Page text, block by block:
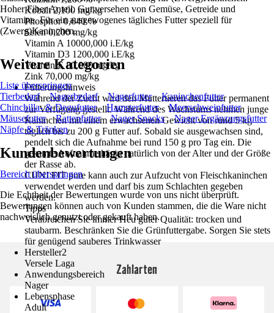
Kobalt 2,100 mg/kg
Phosphor 0,640 %
Selen 0,200 mg/kg
Vitamin A 10000,000 i.E/kg
Vitamin D3 1200,000 i.E/kg
Vitamin E 80,000 mg/kg
Zink 70,000 mg/kg
Fütterungshinweis
Während der Zucht wird den Muttertieren das Futter permanent
zur Verfügung gestellt. Während des Wachstums nehmen junge
Kaninchen mit einem erwachsenen Gewicht von rund 5 kg
täglich bis zu 200 g Futter auf. Sobald sie ausgewachsen sind,
pendelt sich die Aufnahme bei rund 150 g pro Tag ein. Die
gesamte Aufnahme hängt natürlich von der Alter und der Größe
der Rasse ab.
CUNI FIT pure kann auch zur Aufzucht von Fleischkaninchen
verwendet werden und darf bis zum Schlachten gegeben
werden.
Tipps
Verabreichen Sie immer Heu guter Qualität: trocken und
staubarm. Beschränken Sie die Grünfuttergabe. Sorgen Sie stets
für genügend sauberes Trinkwasser
Hersteller2
Versele Laga
Anwendungsbereich
Nager
Lebensphase
Adult
Hoher Fiber Anteil. Gut versehen von Gemüse, Getreide und
Vitamine. Für ein ausgewogenes tägliches Futter speziell für
(Zwerg)Kaninchen.
Weitere Kategorien
Liste überspringen
Tierbedarf
Nagerbedarf Nagerfutter
Kaninchenfutter
Chinchilla- & Degufutter
Hamsterfutter
Meerschweinfutter
Mäusefutter
Rattenfutter Nager Snacks
Nager Ergänzungsfutter
Näpfe & Tränken
Kundenbewertungen
Bereich überspringen
Die Echtheit der Bewertungen wurde von uns nicht überprüft.
Bewertungen können auch von Kunden stammen, die die Ware nicht
nachweislich genutzt oder gekauft haben.
Zahlarten